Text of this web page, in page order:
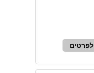
לפרטים